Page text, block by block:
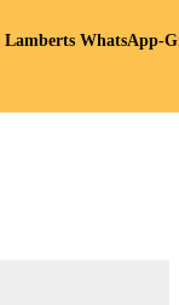
Lamberts WhatsApp-